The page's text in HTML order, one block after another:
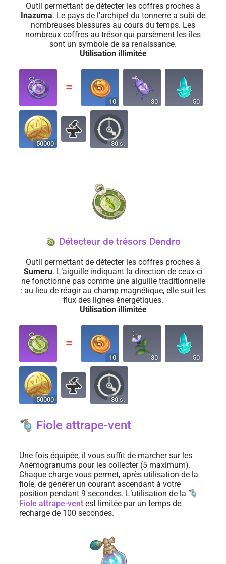
Outil permettant de détecter les coffres proches à
Inazuma. Le pays de l'archipel du tonnerre a subi de
nombreuses blessures au cours du temps. Les
nombreux coffres au trésor qui parsèment les îles
sont un symbole de sa renaissance.
Utilisation illimitée
〓
10 30 50
50000 30 s.
Détecteur de trésors Dendro
Outil permettant de détecter les coffres proches à
Sumeru. L’aiguille indiquant la direction de ceux-ci
ne fonctionne pas comme une aiguille traditionnelle
: au lieu de réagir au champ magnétique, elle suit les
flux des lignes énergétiques.
Utilisation illimitée
〓
10 30 50
50000 30 s.
Fiole attrape-vent
Une fois équipée, il vous suffit de marcher sur les
Anémogranums pour les collecter (5 maximum).
Chaque charge vous permet, après utilisation de la
fiole, de générer un courant ascendant à votre
position pendant 9 secondes. L’utilisation de la
Fiole attrape-vent est limitée par un temps de
recharge de 100 secondes.